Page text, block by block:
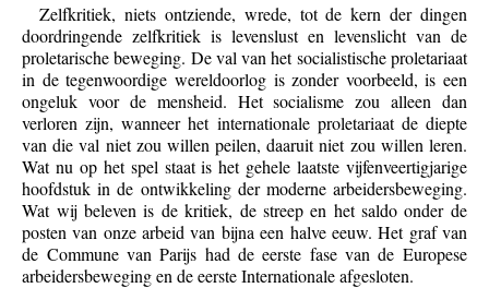
Zelfkritiek, niets ontziende, wrede, tot de kern der dingen
doordringende zelfkritiek is levenslust en levenslicht van de
proletarische beweging. De val van het socialistische proletariaat
in de tegenwoordige wereldoorlog is zonder voorbeeld, is een
ongeluk voor de mensheid. Het socialisme zou alleen dan
verloren zijn, wanneer het internationale proletariaat de diepte
van die val niet zou willen peilen, daaruit niet zou willen leren.
Wat nu op het spel staat is het gehele laatste vijfenveertigjarige
hoofdstuk in de ontwikkeling der moderne arbeidersbeweging.
Wat wij beleven is de kritiek, de streep en het saldo onder de
posten van onze arbeid van bijna een halve eeuw. Het graf van
de Commune van Parijs had de eerste fase van de Europese
arbeidersbeweging en de eerste Internationale afgesloten.